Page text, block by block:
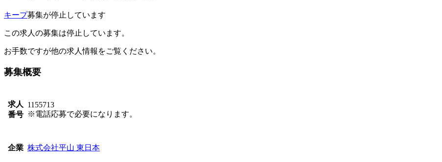
キープ募集が停止しています
この求人の募集は停止しています。
お手数ですが他の求人情報をご覧ください。
募集概要
求人
番号
1155713
※電話応募で必要になります。
企業 株式会社平山 東日本